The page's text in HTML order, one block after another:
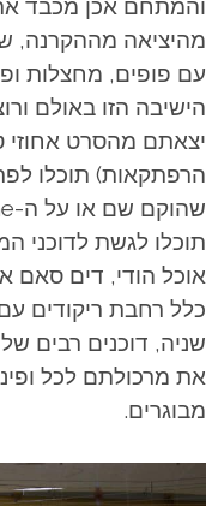
והמתחם אכן מכבד
מהיציאה מההקרנה,
עם פופים, מחצלות
הישיבה הזו באולם
יצאתם מהסרט אחוזי
הרפתקאות) תוכלו
תוכלו לגשת לדוכני
אוכל הודי, דים
כלל רחבת ריקודים
שניה, דוכנים רבים
את מרכולתם לכל
מבוגרים.